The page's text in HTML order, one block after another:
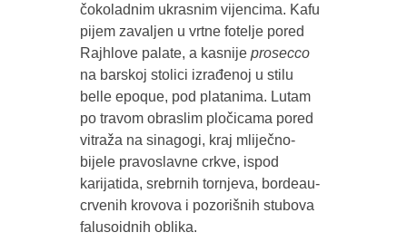
čokoladnim ukrasnim vijencima. Kafu
pijem zavaljen u vrtne fotelje pored
Rajhlove palate, a kasnije prosecco
na barskoj stolici izrađenoj u stilu
belle epoque, pod platanima. Lutam
po travom obraslim pločicama pored
vitraža na sinagogi, kraj mliječno-
bijele pravoslavne crkve, ispod
karijatida, srebrnih tornjeva, bordeau-
crvenih krovova i pozorišnih stubova
falusoidnih oblika.